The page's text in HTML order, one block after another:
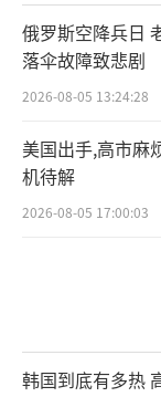
一次特朗普
礼”，也满足
任的一贯主
主义倾向正
逐渐脱离跨大
秩序，使美
俄罗斯空降兵日
落伞故障致悲剧
2026-08-05 13:24:28
美国出手,高市麻
机待解
2026-08-05 17:00:03
韩国到底有多热